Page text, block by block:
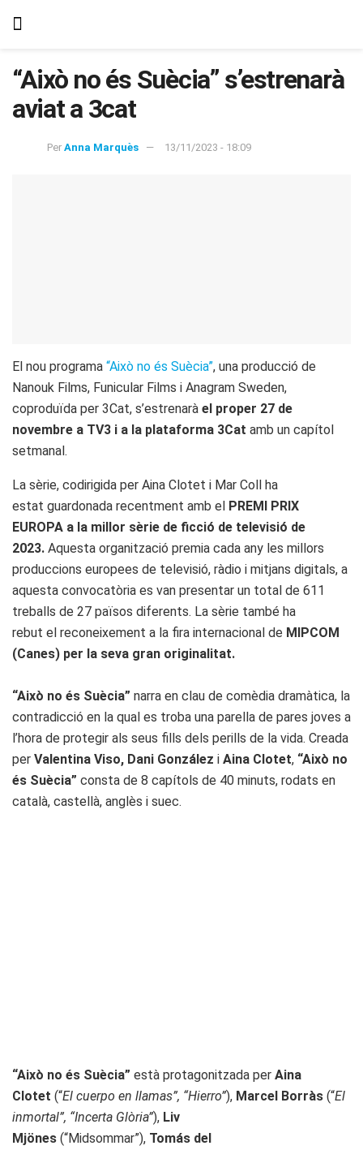
“Això no és Suècia” s’estrenarà
aviat a 3cat
Per Anna Marquès 13/11/2023 - 18:09
El nou programa “Això no és Suècia”, una producció de
Nanouk Films, Funicular Films i Anagram Sweden,
coproduïda per 3Cat, s’estrenarà el proper 27 de
novembre a TV3 i a la plataforma 3Cat amb un capítol
setmanal.
La sèrie, codirigida per Aina Clotet i Mar Coll ha
estat guardonada recentment amb el PREMI PRIX
EUROPA a la millor sèrie de ficció de televisió de
2023. Aquesta organització premia cada any les millors
produccions europees de televisió, ràdio i mitjans digitals, a
aquesta convocatòria es van presentar un total de 611
treballs de 27 països diferents. La sèrie també ha
rebut el reconeixement a la fira internacional de MIPCOM
(Canes) per la seva gran originalitat.
“Això no és Suècia” narra en clau de comèdia dramàtica, la
contradicció en la qual es troba una parella de pares joves a
l’hora de protegir als seus fills dels perills de la vida. Creada
per Valentina Viso, Dani González i Aina Clotet, “Això no
és Suècia” consta de 8 capítols de 40 minuts, rodats en
català, castellà, anglès i suec.
“Això no és Suècia” està protagonitzada per Aina
Clotet (“El cuerpo en llamas”, “Hierro”), Marcel Borràs (“El
inmortal”, “Incerta Glòria”), Liv
Mjönes (“Midsommar”), Tomás del